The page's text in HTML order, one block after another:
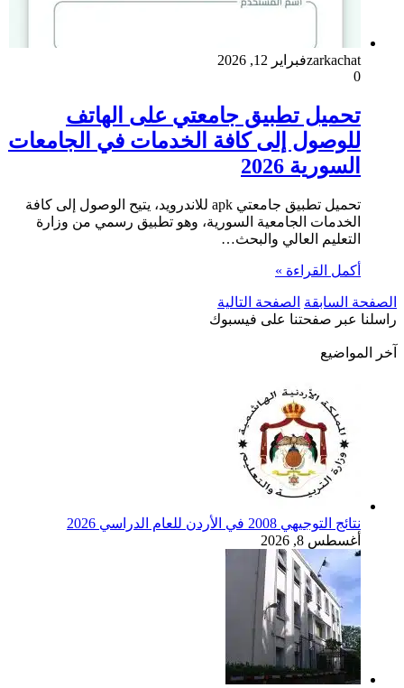
zarkachatفبراير 12, 2026
0
تحميل تطبيق جامعتي على الهاتف
للوصول إلى كافة الخدمات في الجامعات
السورية 2026
تحميل تطبيق جامعتي apk للاندرويد، يتيح الوصول إلى كافة
الخدمات الجامعية السورية، وهو تطبيق رسمي من وزارة
التعليم العالي والبحث…
أكمل القراءة »
الصفحة السابقة الصفحة التالية
راسلنا عبر صفحتنا على فيسبوك
آخر المواضيع
نتائج التوجيهي 2008 في الأردن للعام الدراسي 2026
أغسطس 8, 2026